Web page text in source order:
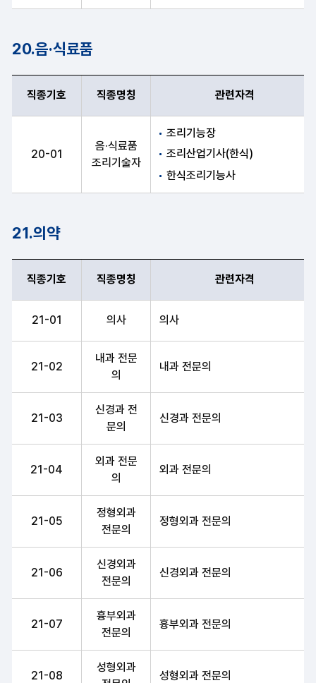
20.음·식료품
직종기호, 직종명칭, 관련자격 항목 순으로 음·식료품 안내표
직종기호 직종명칭 관련자격
20-01
음·식료품
조리기술자
조리기능장
조리산업기사(한식)
한식조리기능사
21.의약
직종기호 직종명칭 관련자격
21-01 의사 의사
21-02
내과 전문
의
내과 전문의
21-03
신경과 전
문의
신경과 전문의
21-04
외과 전문
의
외과 전문의
21-05
정형외과
전문의
정형외과 전문의
21-06
신경외과
전문의
신경외과 전문의
21-07
흉부외과
전문의
흉부외과 전문의
21-08
성형외과
성형외과 전문의